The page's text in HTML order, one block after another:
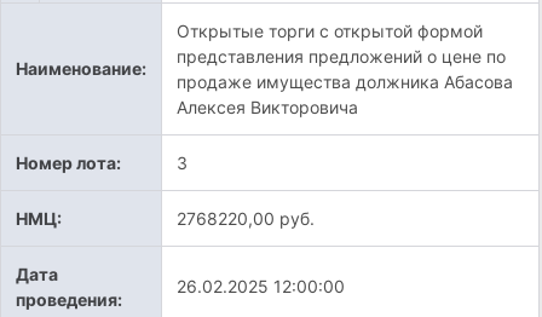
Наименование:
Открытые торги с открытой формой
представления предложений о цене по
продаже имущества должника Абасова
Алексея Викторовича
Номер лота: 3
НМЦ: 2768220,00 руб.
Дата
проведения:
26.02.2025 12:00:00